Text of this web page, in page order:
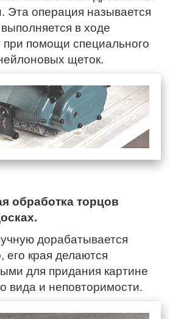
Эта операция называется
в ходе
при помощи специального
щеток.
обработка торцов
дорабатывается
его края делаются
для придания картине
вида и неповторимости.